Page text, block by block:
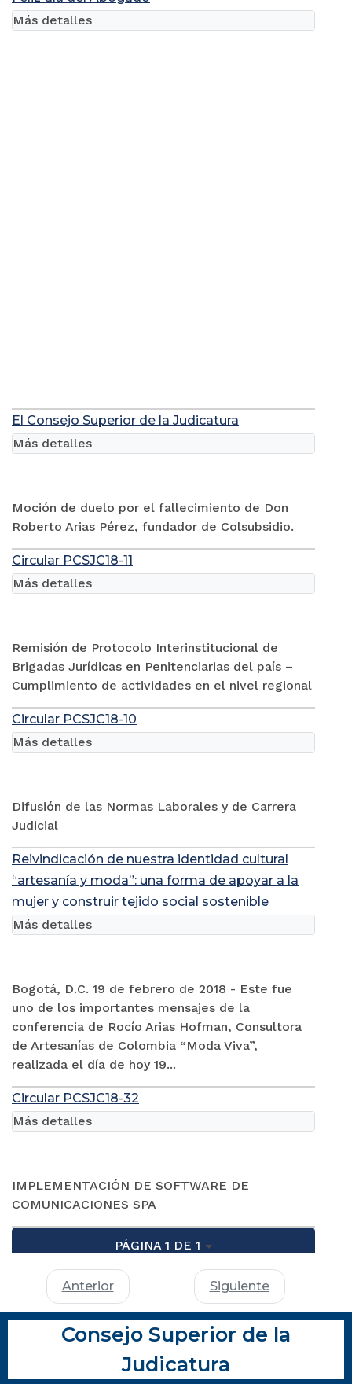
Más detalles
El Consejo Superior de la Judicatura
Moción de duelo por el fallecimiento de Don
Roberto Arias Pérez, fundador de Colsubsidio.
Más detalles
Circular PCSJC18-11
Remisión de Protocolo Interinstitucional de
Brigadas Jurídicas en Penitenciarias del país –
Cumplimiento de actividades en el nivel regional
Más detalles
Circular PCSJC18-10
Difusión de las Normas Laborales y de Carrera
Judicial
Más detalles
Reivindicación de nuestra identidad cultural
“artesanía y moda”: una forma de apoyar a la
mujer y construir tejido social sostenible
Bogotá, D.C. 19 de febrero de 2018 - Este fue
uno de los importantes mensajes de la
conferencia de Rocío Arias Hofman, Consultora
de Artesanías de Colombia “Moda Viva”,
realizada el día de hoy 19...
Más detalles
Circular PCSJC18-32
IMPLEMENTACIÓN DE SOFTWARE DE
COMUNICACIONES SPA
Más detalles
PÁGINA 1 DE 1
Anterior Siguiente
Consejo Superior de la
Judicatura